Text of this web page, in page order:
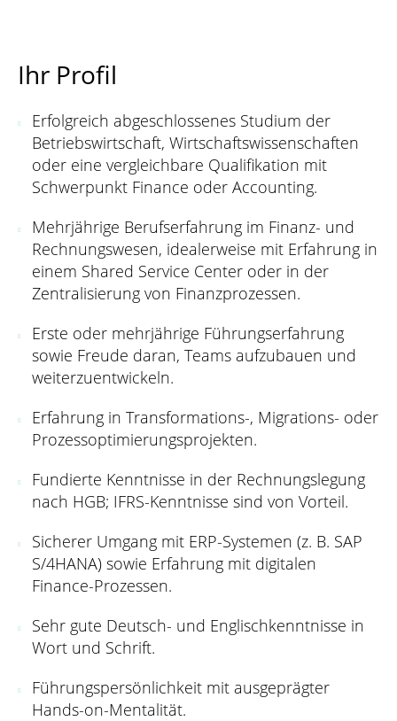
Ihr Profil
Erfolgreich abgeschlossenes Studium der
Betriebswirtschaft, Wirtschaftswissenschaften
oder eine vergleichbare Qualifikation mit
Schwerpunkt Finance oder Accounting.
Mehrjährige Berufserfahrung im Finanz- und
Rechnungswesen, idealerweise mit Erfahrung in
einem Shared Service Center oder in der
Zentralisierung von Finanzprozessen.
Erste oder mehrjährige Führungserfahrung
sowie Freude daran, Teams aufzubauen und
weiterzuentwickeln.
Erfahrung in Transformations-, Migrations- oder
Prozessoptimierungsprojekten.
Fundierte Kenntnisse in der Rechnungslegung
nach HGB; IFRS-Kenntnisse sind von Vorteil.
Sicherer Umgang mit ERP-Systemen (z. B. SAP
S/4HANA) sowie Erfahrung mit digitalen
Finance-Prozessen.
Sehr gute Deutsch- und Englischkenntnisse in
Wort und Schrift.
Führungspersönlichkeit mit ausgeprägter
Hands-on-Mentalität.